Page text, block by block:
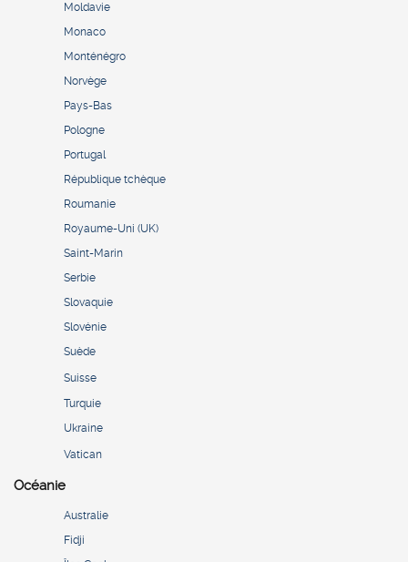
Moldavie
Monaco
Monténégro
Norvège
Pays-Bas
Pologne
Portugal
République tchèque
Roumanie
Royaume-Uni (UK)
Saint-Marin
Serbie
Slovaquie
Slovénie
Suède
Suisse
Turquie
Ukraine
Vatican
Océanie
Australie
Fidji